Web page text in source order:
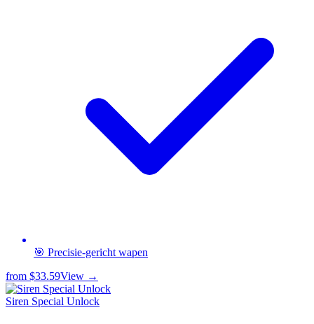
🎯 Precisie-gericht wapen
from $33.59View →
Siren Special Unlock